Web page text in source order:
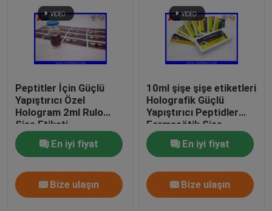
Fabrika turu
Bize Ulaşın
Bir teklif isteği
10 mL Flakon Etiketleri
Peptitler İçin Güçlü
Yapıştırıcı Özel
Hologram 2ml Rulo
Şişe Etiketi
En iyi fiyat
Bize ulaşın
10ml şişe şişe etiketleri
Holografik Güçlü
Yapıştırıcı Peptidler
Farmasötik Şişe
Etiketleri 25x60mm
En iyi fiyat
Bize ulaşın